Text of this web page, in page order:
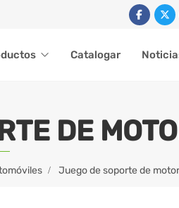
Catalogar
DE
Juego de soporte de motor